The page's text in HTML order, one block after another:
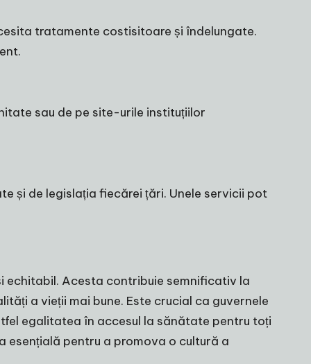
tratamente costisitoare și îndelungate.
sau de pe site-urile instituțiilor
și de legislația fiecărei țări. Unele servicii pot
echitabil. Acesta contribuie semnificativ la
a vieții mai bune. Este crucial ca guvernele
egalitatea în accesul la sănătate pentru toți
esențială pentru a promova o cultură a